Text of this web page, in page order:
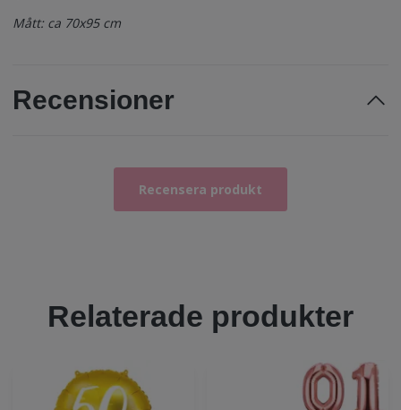
Mått: ca 70x95 cm
Recensioner
Recensera produkt
Relaterade produkter